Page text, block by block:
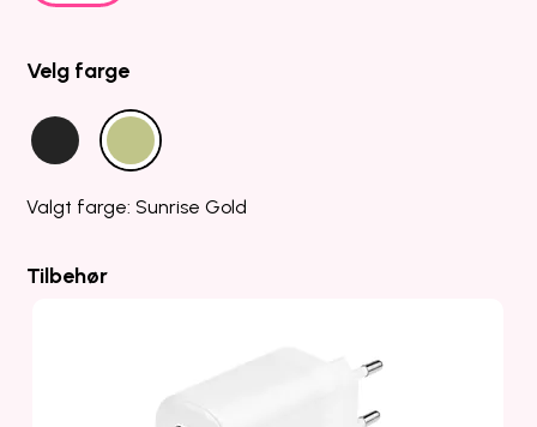
Velg farge
Valgt farge: Sunrise Gold
Tilbehør